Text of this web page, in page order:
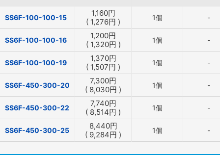
SS6F-100-100-15 1,160円
( 1,276円 ) 1個 -
SS6F-100-100-16 1,200円
( 1,320円 ) 1個 -
SS6F-100-100-19 1,370円
( 1,507円 ) 1個 -
SS6F-450-300-20 7,300円
( 8,030円 ) 1個 -
SS6F-450-300-22 7,740円
( 8,514円 ) 1個 -
SS6F-450-300-25 8,440円
( 9,284円 ) 1個 -